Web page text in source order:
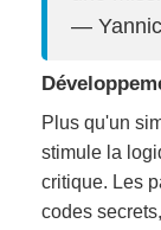
—
Plus qu'un
stimule la
critique. Les
codes